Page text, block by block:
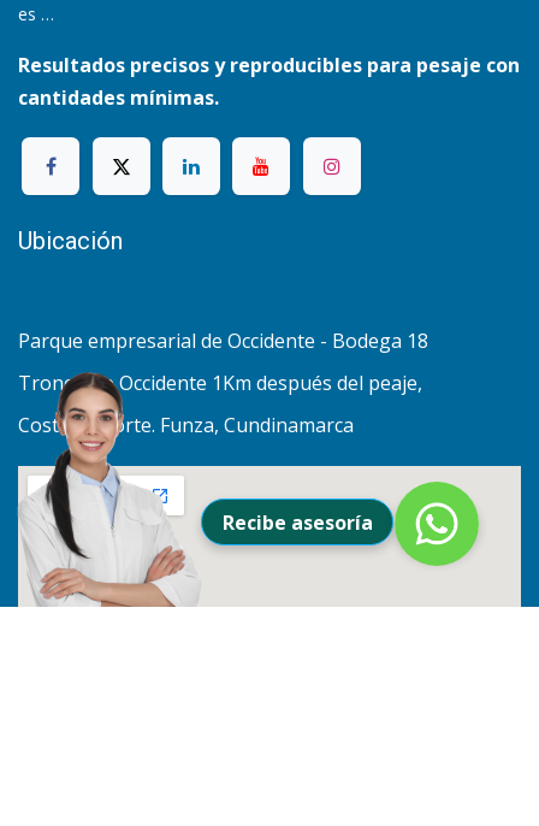
es …
Resultados precisos y reproducibles para pesaje con
cantidades mínimas.
Ubicación
Parque empresarial de Occidente - Bodega 18
Troncal de Occidente 1Km después del peaje,
Costado Norte. Funza, Cundinamarca
Recibe asesoría